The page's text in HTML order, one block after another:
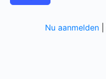
Nu aanmelden